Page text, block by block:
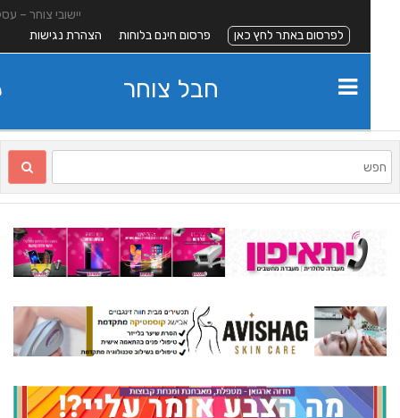
יישובי צוחר –
לפרסום באתר לחץ כאן
פרסום חינם בלוחות הצהרת נגישות
חבל צוחר